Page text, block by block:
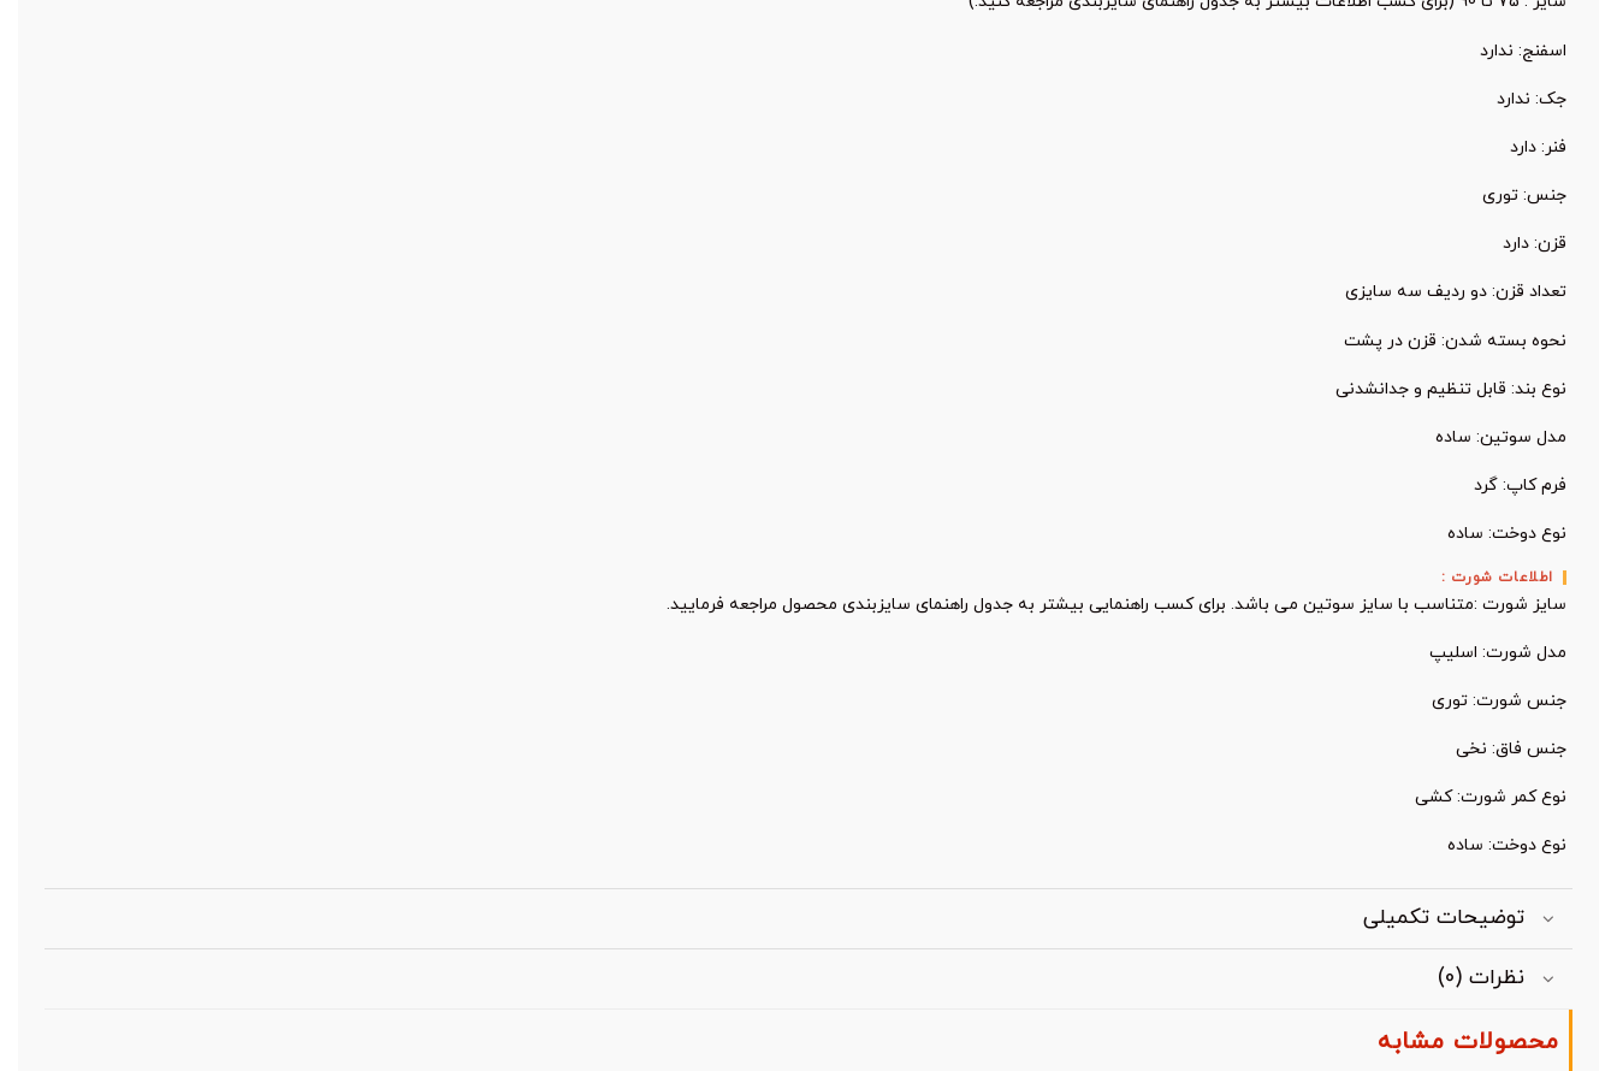
اسفنج: ندارد
جک: ندارد
فنر: دارد
جنس: توری
قزن: دارد
تعداد قزن: دو ردیف سه سایزی
نحوه بسته شدن: قزن در پشت
نوع بند: قابل تنظیم و جدا‌نشدنی
مدل سوتین: ساده
فرم کاپ: گرد
نوع دوخت: ساده
اطلاعات شورت :
سایز شورت :متناسب با سایز سوتین می باشد. برای کسب راهنمایی بیشتر به جدول راهنمای سایزبندی محصول مراجعه فرمایید.
مدل شورت: اسلیپ
جنس شورت: توری
جنس فاق: نخی
نوع کمر شورت: کشی
نوع دوخت: ساده
توضیحات تکمیلی
نظرات (0)
محصولات مشابه